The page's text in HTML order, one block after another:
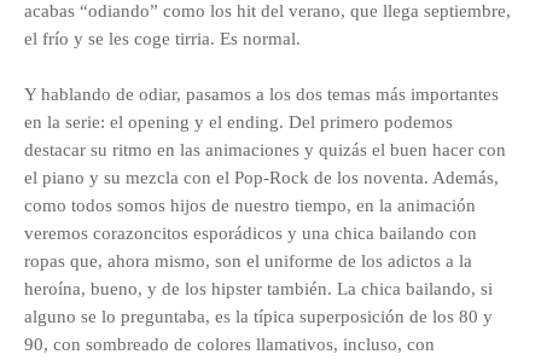
acabas “odiando” como los hit del verano, que llega septiembre,
el frío y se les coge tirria. Es normal.
Y hablando de odiar, pasamos a los dos temas más importantes
en la serie: el opening y el ending. Del primero podemos
destacar su ritmo en las animaciones y quizás el buen hacer con
el piano y su mezcla con el Pop-Rock de los noventa. Además,
como todos somos hijos de nuestro tiempo, en la animación
veremos corazoncitos esporádicos y una chica bailando con
ropas que, ahora mismo, son el uniforme de los adictos a la
heroína, bueno, y de los hipster también. La chica bailando, si
alguno se lo preguntaba, es la típica superposición de los 80 y
90, con sombreado de colores llamativos, incluso, con